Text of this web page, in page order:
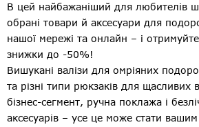
В цей найбажаніший для любителів
обрані товари й аксесуари для
нашої мережі та онлайн – і
знижки до -50%!
Вишукані валізи для омріяних
та різні типи рюкзаків для щасливих
бізнес-сегмент, ручна поклажа і
аксесуарів – усе це може стати